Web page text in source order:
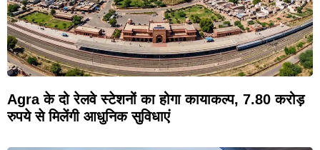
Agra के दो रेलवे स्टेशनों का होगा कायाकल्प, 7.80 करोड़
रुपये से मिलेंगी आधुनिक सुविधाएं